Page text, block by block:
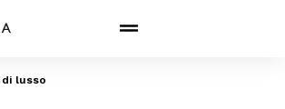
lusso